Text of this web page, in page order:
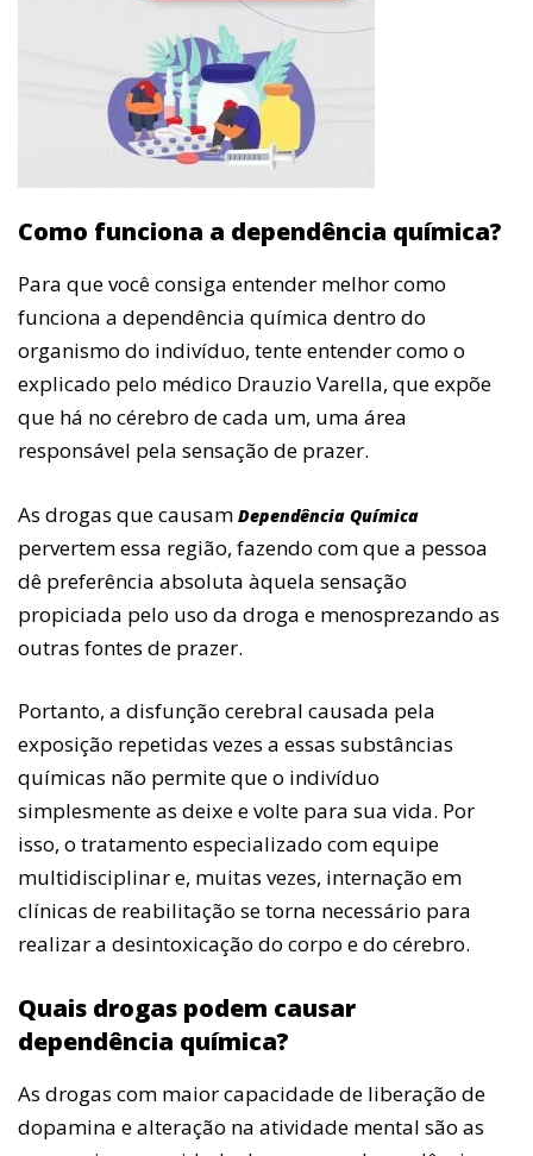
Como funciona a dependência química?
Para que você consiga entender melhor como
funciona a dependência química dentro do
organismo do indivíduo, tente entender como o
explicado pelo médico Drauzio Varella, que expõe
que há no cérebro de cada um, uma área
responsável pela sensação de prazer.
As drogas que causam Dependência Química
pervertem essa região, fazendo com que a pessoa
dê preferência absoluta àquela sensação
propiciada pelo uso da droga e menosprezando as
outras fontes de prazer.
Portanto, a disfunção cerebral causada pela
exposição repetidas vezes a essas substâncias
químicas não permite que o indivíduo
simplesmente as deixe e volte para sua vida. Por
isso, o tratamento especializado com equipe
multidisciplinar e, muitas vezes, internação em
clínicas de reabilitação se torna necessário para
realizar a desintoxicação do corpo e do cérebro.
Quais drogas podem causar
dependência química?
As drogas com maior capacidade de liberação de
dopamina e alteração na atividade mental são as